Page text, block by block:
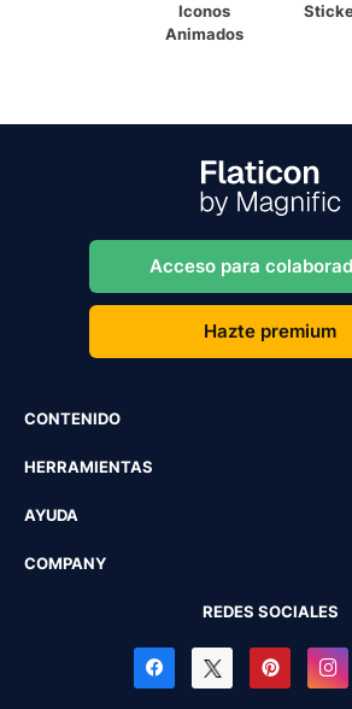
Iconos
Animados
Acceso para
Hazte premium
CONTENIDO
HERRAMIENTAS
AYUDA
COMPANY
REDES SOCIALES